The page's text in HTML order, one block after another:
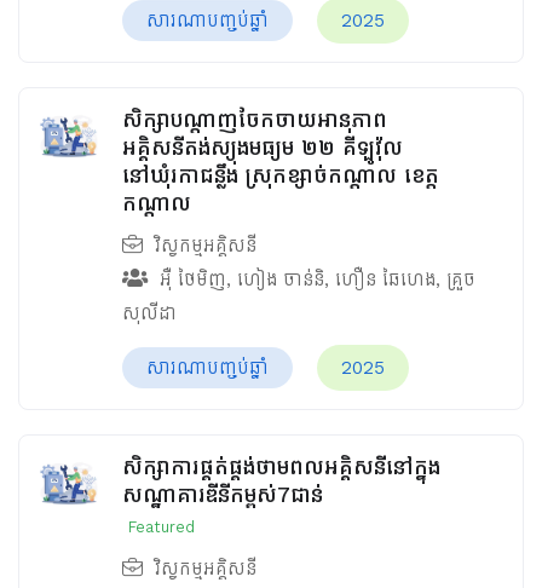
សារណាបញ្ចប់ឆ្នាំ 2025
សិក្សាបណ្តាញចែកចាយអានុភាព
អគ្គិសនីតង់ស្យុងមធ្យម ២២ គីឡូវ៉ុល
នៅឃុំរកាជន្លឹង ស្រុកខ្សាច់កណ្ដាល ខេត្ត
កណ្ដាល
វិស្វកម្មអគ្គិសនី
អ៊ឺ ថៃមិញ, ហៀង ចាន់និ, ហឿន ឆៃហេង, គ្រួច
សុលីដា
សារណាបញ្ចប់ឆ្នាំ 2025
សិក្សាការផ្គត់ផ្គង់ថាមពលអគ្គិសនីនៅក្នុង
សណ្ឋាគារឌីនីកម្ពស់7ជាន់
Featured
វិស្វកម្មអគ្គិសនី